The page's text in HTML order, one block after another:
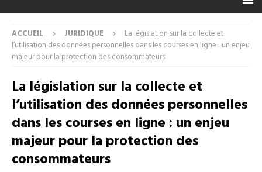
ACCUEIL JURIDIQUE
La législation sur la collecte et
l’utilisation des données personnelles dans les courses en ligne : un enjeu
majeur pour la protection des consommateurs
La législation sur la collecte et
l’utilisation des données personnelles
dans les courses en ligne : un enjeu
majeur pour la protection des
consommateurs